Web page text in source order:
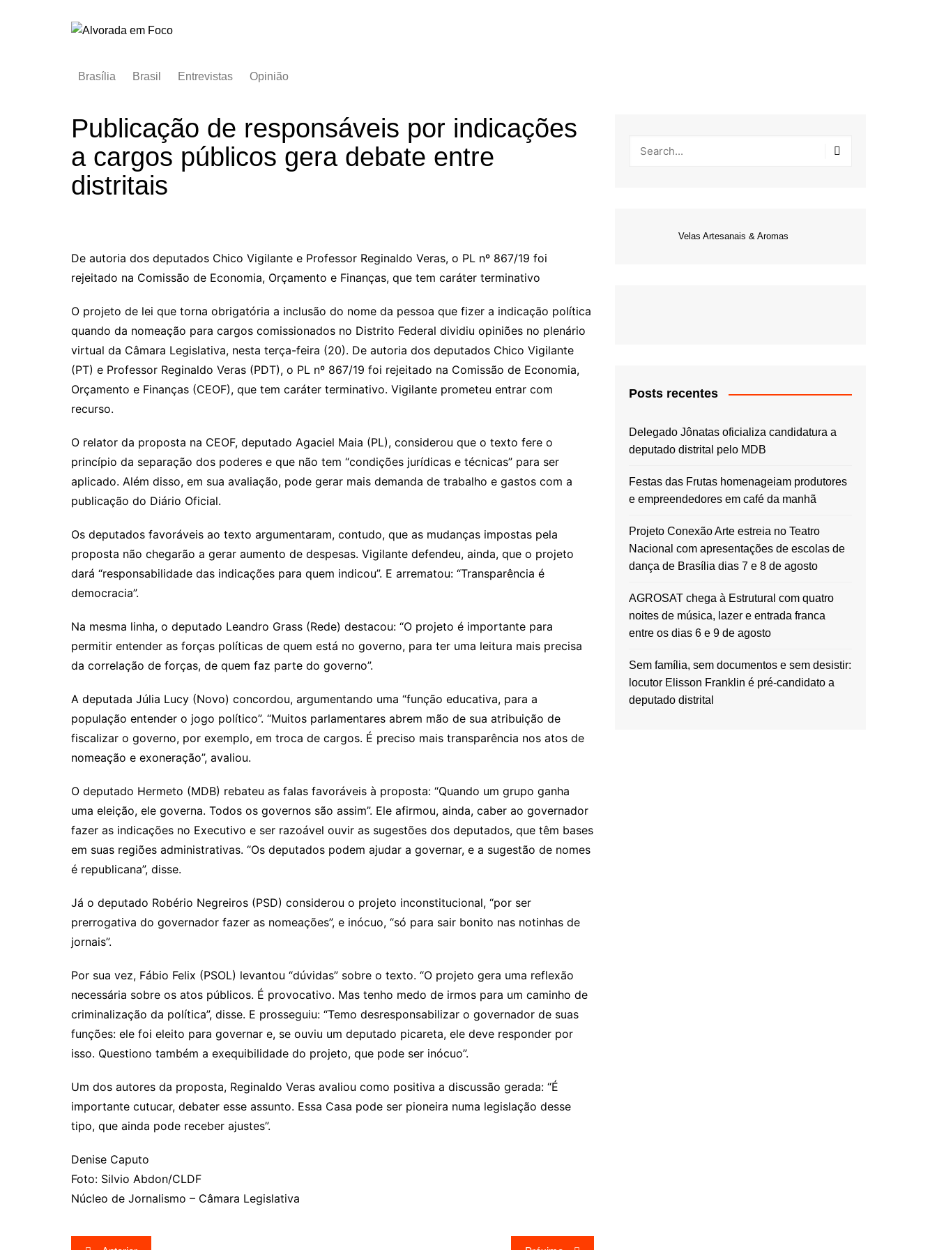
Brasília
Brasil Entrevistas Opinião
Publicação de responsáveis por indicações
a cargos públicos gera debate entre
distritais
De autoria dos deputados Chico Vigilante e Professor Reginaldo Veras, o PL nº 867/19 foi
rejeitado na Comissão de Economia, Orçamento e Finanças, que tem caráter terminativo
O projeto de lei que torna obrigatória a inclusão do nome da pessoa que fizer a indicação política
quando da nomeação para cargos comissionados no Distrito Federal dividiu opiniões no plenário
virtual da Câmara Legislativa, nesta terça-feira (20). De autoria dos deputados Chico Vigilante
(PT) e Professor Reginaldo Veras (PDT), o PL nº 867/19 foi rejeitado na Comissão de Economia,
Orçamento e Finanças (CEOF), que tem caráter terminativo. Vigilante prometeu entrar com
recurso.
O relator da proposta na CEOF, deputado Agaciel Maia (PL), considerou que o texto fere o
princípio da separação dos poderes e que não tem “condições jurídicas e técnicas” para ser
aplicado. Além disso, em sua avaliação, pode gerar mais demanda de trabalho e gastos com a
publicação do Diário Oficial.
Os deputados favoráveis ao texto argumentaram, contudo, que as mudanças impostas pela
proposta não chegarão a gerar aumento de despesas. Vigilante defendeu, ainda, que o projeto
dará “responsabilidade das indicações para quem indicou”. E arrematou: “Transparência é
democracia”.
Na mesma linha, o deputado Leandro Grass (Rede) destacou: “O projeto é importante para
permitir entender as forças políticas de quem está no governo, para ter uma leitura mais precisa
da correlação de forças, de quem faz parte do governo”.
A deputada Júlia Lucy (Novo) concordou, argumentando uma “função educativa, para a
população entender o jogo político”. “Muitos parlamentares abrem mão de sua atribuição de
fiscalizar o governo, por exemplo, em troca de cargos. É preciso mais transparência nos atos de
nomeação e exoneração”, avaliou.
O deputado Hermeto (MDB) rebateu as falas favoráveis à proposta: “Quando um grupo ganha
uma eleição, ele governa. Todos os governos são assim”. Ele afirmou, ainda, caber ao governador
fazer as indicações no Executivo e ser razoável ouvir as sugestões dos deputados, que têm bases
em suas regiões administrativas. “Os deputados podem ajudar a governar, e a sugestão de nomes
é republicana”, disse.
Já o deputado Robério Negreiros (PSD) considerou o projeto inconstitucional, “por ser
prerrogativa do governador fazer as nomeações”, e inócuo, “só para sair bonito nas notinhas de
jornais”.
Por sua vez, Fábio Felix (PSOL) levantou “dúvidas” sobre o texto. “O projeto gera uma reflexão
necessária sobre os atos públicos. É provocativo. Mas tenho medo de irmos para um caminho de
criminalização da política”, disse. E prosseguiu: “Temo desresponsabilizar o governador de suas
funções: ele foi eleito para governar e, se ouviu um deputado picareta, ele deve responder por
isso. Questiono também a exequibilidade do projeto, que pode ser inócuo”.
Um dos autores da proposta, Reginaldo Veras avaliou como positiva a discussão gerada: “É
importante cutucar, debater esse assunto. Essa Casa pode ser pioneira numa legislação desse
tipo, que ainda pode receber ajustes”.
Denise Caputo
Foto: Silvio Abdon/CLDF
Núcleo de Jornalismo – Câmara Legislativa
Velas Artesanais & Aromas
Posts recentes
Delegado Jônatas oficializa candidatura a
deputado distrital pelo MDB
Festas das Frutas homenageiam produtores
e empreendedores em café da manhã
Projeto Conexão Arte estreia no Teatro
Nacional com apresentações de escolas de
dança de Brasília dias 7 e 8 de agosto
AGROSAT chega à Estrutural com quatro
noites de música, lazer e entrada franca
entre os dias 6 e 9 de agosto
Sem família, sem documentos e sem desistir:
locutor Elisson Franklin é pré-candidato a
deputado distrital